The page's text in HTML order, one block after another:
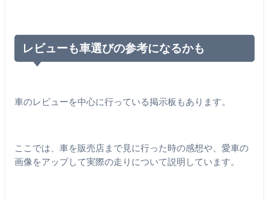
レビューも車選びの参考になるかも
車のレビューを中心に行っている掲示板もあります。
ここでは、車を販売店まで見に行った時の感想や、愛車の
画像をアップして実際の走りについて説明しています。